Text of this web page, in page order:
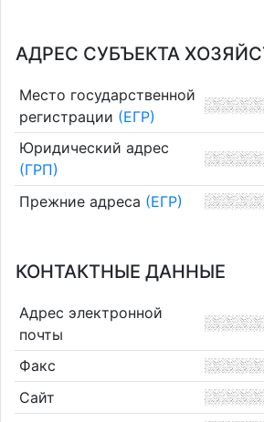
АДРЕС СУБЪЕКТА
Место государственной
регистрации (ЕГР)
Юридический адрес
(ГРП)
Прежние адреса (ЕГР)
КОНТАКТНЫЕ ДАННЫЕ
Адрес электронной
почты
Факс
Сайт